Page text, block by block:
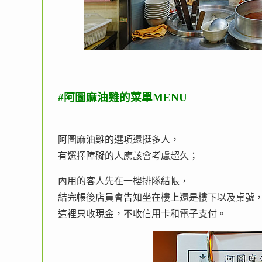
#阿圖麻油雞的菜單MENU
阿圖麻油雞的選項還挺多人，
有選擇障礙的人應該會考慮超久；
內用的客人先在一樓排隊結帳，
結完帳後店員會告知坐在樓上還是樓下以及桌號
這裡只收現金，不收信用卡和電子支付。